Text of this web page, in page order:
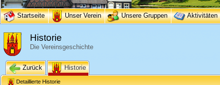
Startseite Unser Verein Unsere Gruppen Aktivitäten
Historie
Die Vereinsgeschichte
Zurück Historie
Detaillierte Historie